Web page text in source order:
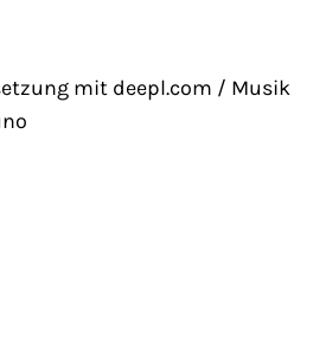
mit deepl.com / Musik